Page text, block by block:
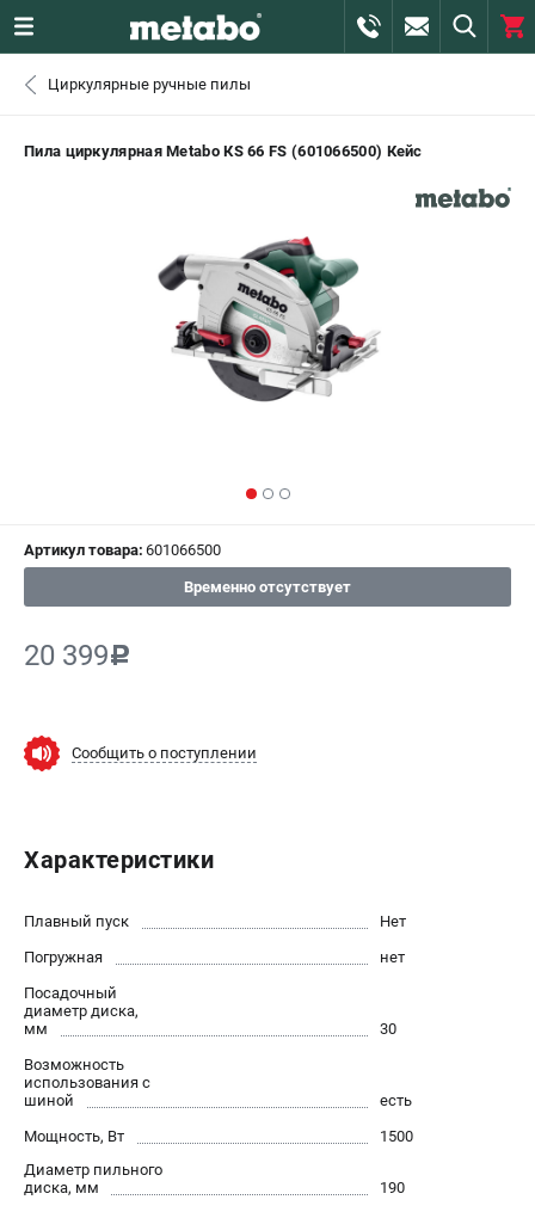
СЕРВИС
)
ВХОД ИЛИ РЕГИСТРАЦИЯ
ЗАКАЗАТЬ ЗАПЧАСТЬ
+7 (911) 360-06-14 | +7 (8112) 59-10-67
- ЗАКАЗ ЗАПЧАСТЕЙ
0 ₽
Сервисный центр
ИНФОРМАЦИЯ
Юридическим лицам
Контакты
Правила обмена и возврата
О компании
О бренде
Политика обработки персональных данных
Новости
Программа бонусов
Циркулярные ручные пилы
Пила циркулярная Metabo КS 66 FS (601066500) Кейс
Артикул товара: 601066500
Временно отсутствует
20 399c
Сообщить о поступлении
Характеристики
Плавный пуск
Нет
Погружная
нет
Посадочный
диаметр диска,
мм
30
Возможность
использования с
шиной
есть
Мощность, Вт
1500
Диаметр пильного
диска, мм
190